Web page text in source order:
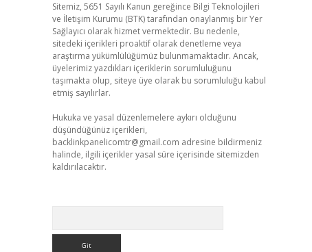
Sitemiz, 5651 Sayılı Kanun gereğince Bilgi Teknolojileri
ve İletişim Kurumu (BTK) tarafından onaylanmış bir Yer
Sağlayıcı olarak hizmet vermektedir. Bu nedenle,
sitedeki içerikleri proaktif olarak denetleme veya
araştırma yükümlülüğümüz bulunmamaktadır. Ancak,
üyelerimiz yazdıkları içeriklerin sorumluluğunu
taşımakta olup, siteye üye olarak bu sorumluluğu kabul
etmiş sayılırlar.
Hukuka ve yasal düzenlemelere aykırı olduğunu
düşündüğünüz içerikleri,
backlinkpanelicomtr@gmail.com adresine bildirmeniz
halinde, ilgili içerikler yasal süre içerisinde sitemizden
kaldırılacaktır.